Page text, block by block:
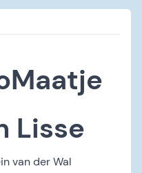
Lisse
van der Wal